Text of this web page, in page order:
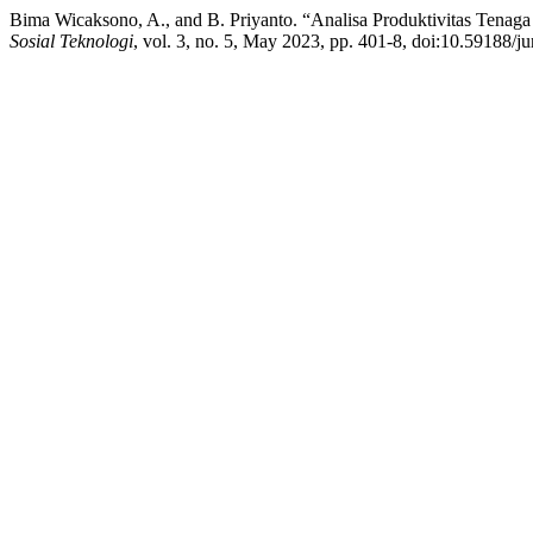
Bima Wicaksono, A., and B. Priyanto. “Analisa Produktivitas
Sosial Teknologi, vol. 3, no. 5, May 2023, pp. 401-8, doi:10.59188/